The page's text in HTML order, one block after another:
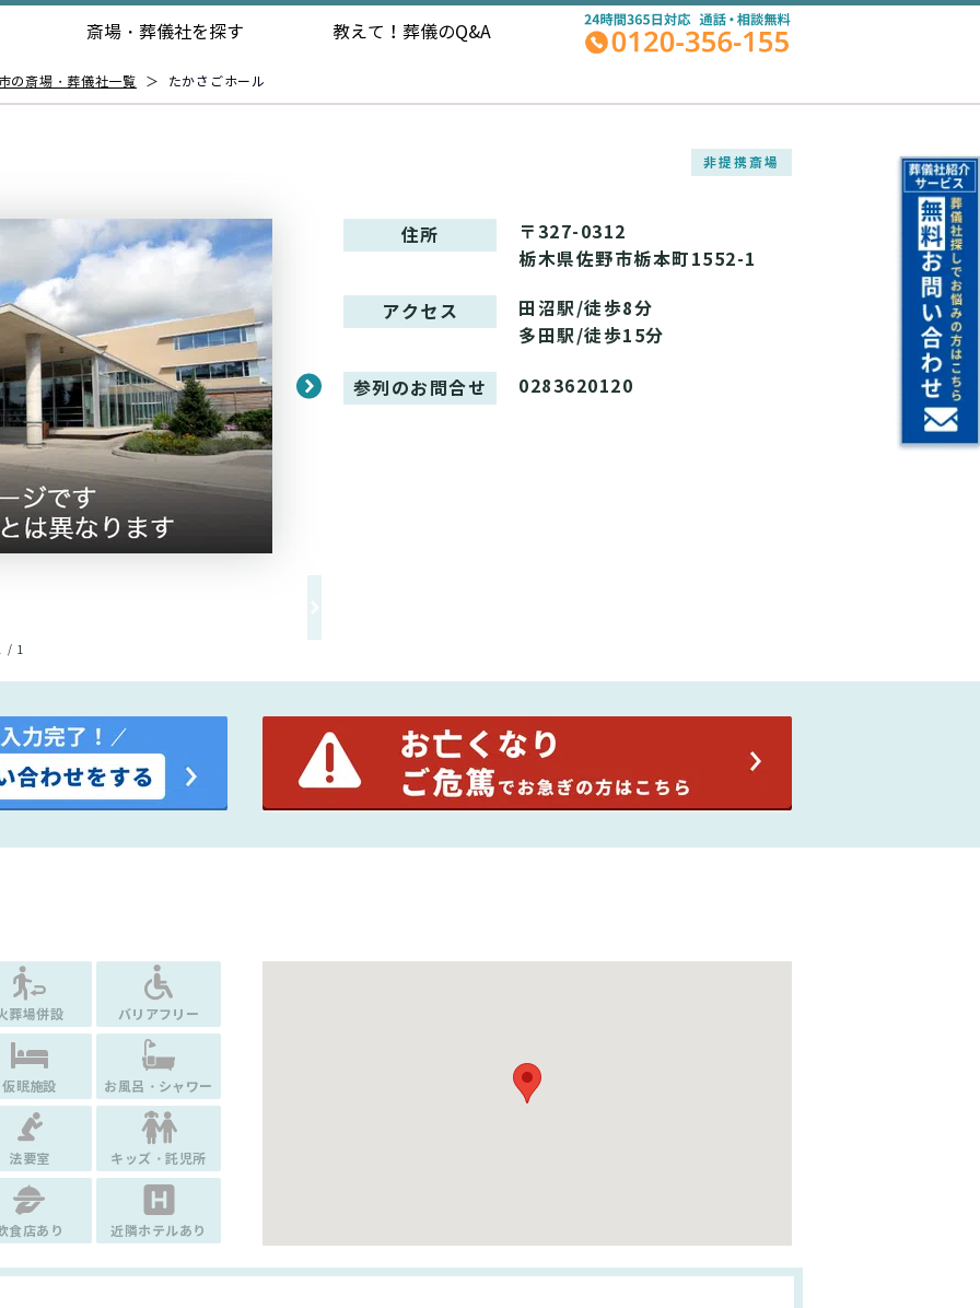
斎場・葬儀社を探す 教えて！ 葬儀のQ&A
の斎場・葬儀社一覧 ＞ たかさごホール
非提携斎場
/ 1
住所
〒327-0312
栃木県佐野市栃本町1552-1
アクセス
田沼駅/徒歩8分
多田駅/徒歩15分
参列のお問合せ 0283620120
葬場併設 バリアフリー
仮眠施設 お風呂・シャワー
法要室 キッズ・託児所
食店あり 近隣ホテルあり